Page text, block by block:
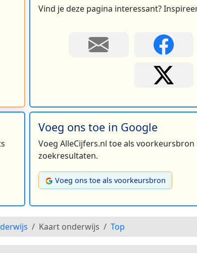
Vind je deze pagina interessant?
Voeg ons toe in Google
Voeg AlleCijfers.nl toe als
zoekresultaten.
Voeg ons toe als voorkeursbron
Kaart onderwijs Top